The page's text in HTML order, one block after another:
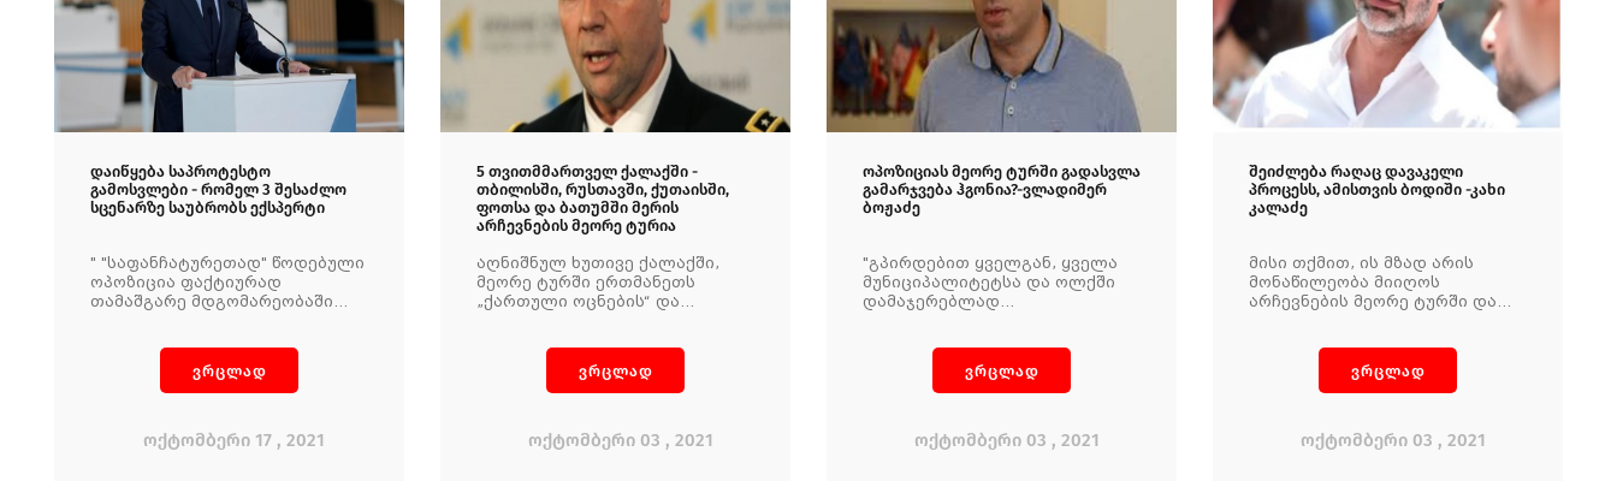
დაიწყება საპროტესტო
გამოსვლები - რომელ 3 შესაძლო
სცენარზე საუბრობს ექსპერტი
" "საფანჩატურეთად" წოდებული
ოპოზიცია ფაქტიურად
თამაშგარე მდგომარეობაში
ვრცლად
ოქტომბერი 17 , 2021
5 თვითმმართველ ქალაქში -
თბილისში, რუსთავში, ქუთაისში,
ფოთსა და ბათუმში მერის
არჩევნების მეორე ტურია
აღნიშნულ ხუთივე ქალაქში,
მეორე ტურში ერთმანეთს
„ქართული ოცნების“ და
ვრცლად
ოქტომბერი 03 , 2021
ოპოზიციას მეორე ტურში გადასვლა
გამარჯვება ჰგონია?-ვლადიმერ
ბოჟაძე
"გპირდებით ყველგან, ყველა
მუნიციპალიტეტსა და ოლქში
დამაჯერებლად
ვრცლად
ოქტომბერი 03 , 2021
შეიძლება რაღაც დავაკელი
პროცესს, ამისთვის ბოდიში -კახი
კალაძე
მისი თქმით, ის მზად არის
მონაწილეობა მიიღოს
არჩევნების მეორე ტურში და
ყუთთან მიიღებენ
ვრცლად
ოქტომბერი 03 , 2021